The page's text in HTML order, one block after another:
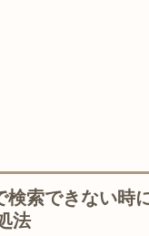
検索できない時
法